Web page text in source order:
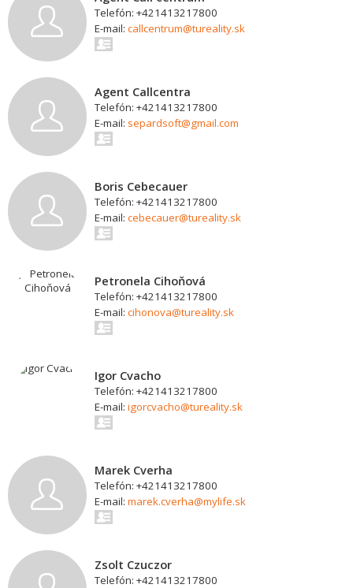
Telefón: +421413217800
E-mail: callcentrum@tureality.sk
Agent Callcentra
Telefón: +421413217800
E-mail: separdsoft@gmail.com
Boris Cebecauer
Telefón: +421413217800
E-mail: cebecauer@tureality.sk
Petronela Cihoňová
Telefón: +421413217800
E-mail: cihonova@tureality.sk
Igor Cvacho
Telefón: +421413217800
E-mail: igorcvacho@tureality.sk
Marek Cverha
Telefón: +421413217800
E-mail: marek.cverha@mylife.sk
Zsolt Czuczor
Telefón: +421413217800